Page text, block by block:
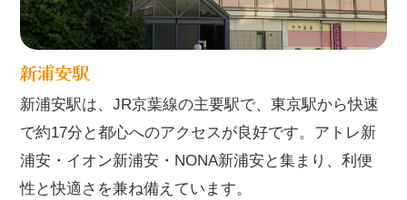
新浦安駅
新浦安駅は、JR京葉線の主要駅で、東京駅から快速
で約17分と都心へのアクセスが良好です。アトレ新
浦安・イオン新浦安・NONA新浦安と集まり、利便
性と快適さを兼ね備えています。